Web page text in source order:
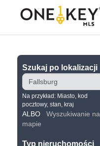
Szukaj po lokalizacji
Na przykład: Miasto, kod
pocztowy, stan, kraj
ALBO Wyszukiwanie na
mapie
Typ nieruchomości